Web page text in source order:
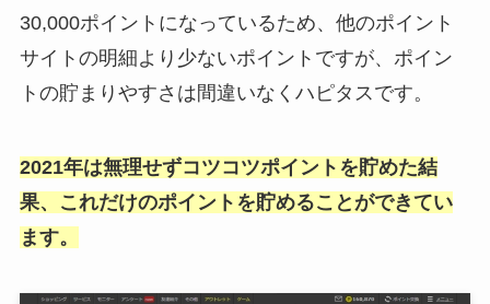
30,000ポイントになっているため、他のポイント
サイトの明細より少ないポイントですが、ポイン
トの貯まりやすさは間違いなくハピタスです。
2021年は無理せずコツコツポイントを貯めた結
果、これだけのポイントを貯めることができてい
ます。